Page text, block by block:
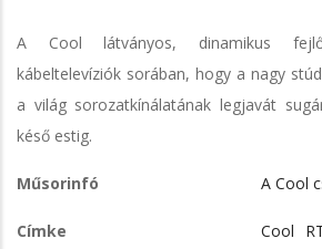
A Cool látványos, dinamikus
kábeltelevíziók sorában, hogy a nagy
a világ sorozatkínálatának legjavát
késő estig.
Műsorinfó A Cool
Címke Cool